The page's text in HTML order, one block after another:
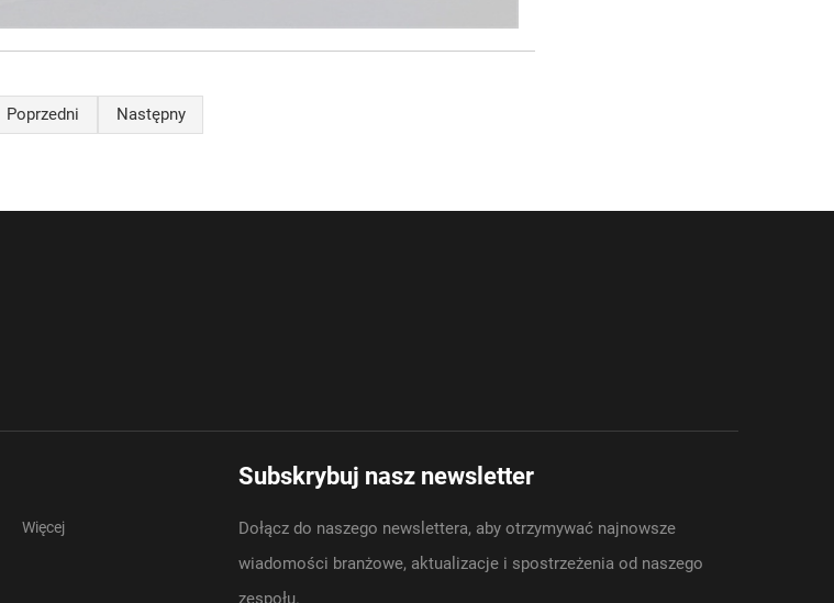
Poprzedni Następny
Więcej
Subskrybuj nasz newsletter
Dołącz do naszego newslettera, aby otrzymywać najnowsze
wiadomości branżowe, aktualizacje i spostrzeżenia od naszego
zespołu.